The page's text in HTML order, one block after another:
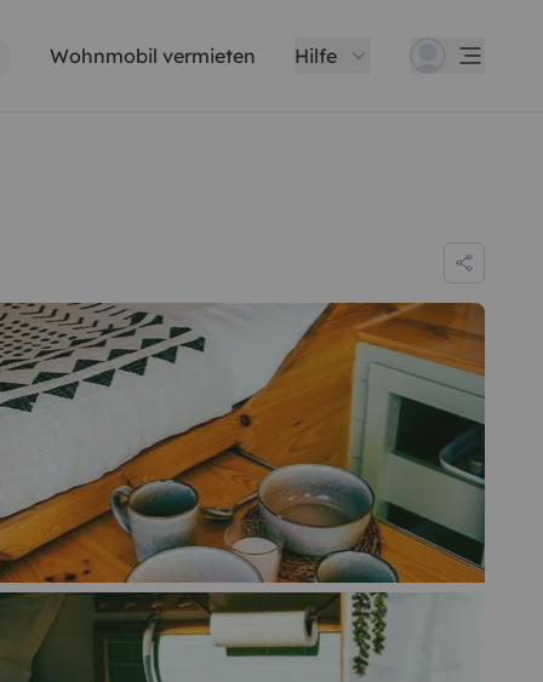
Wohnmobil vermieten Hilfe